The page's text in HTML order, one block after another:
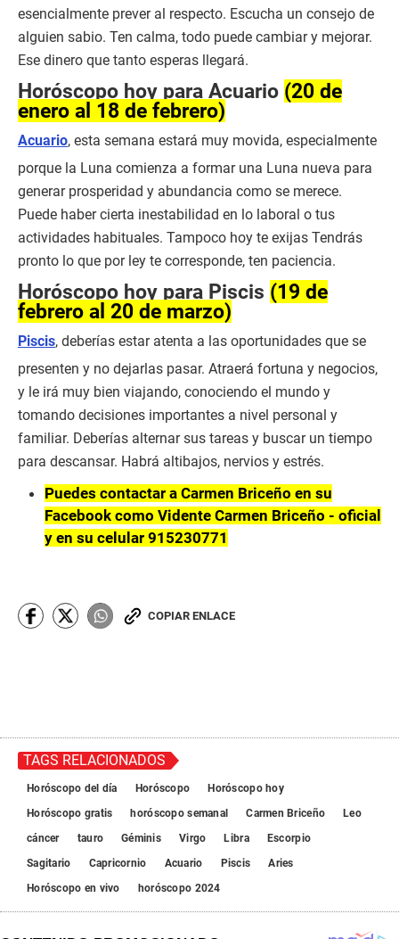
esencialmente prever al respecto. Escucha un consejo de
alguien sabio. Ten calma, todo puede cambiar y mejorar.
Ese dinero que tanto esperas llegará.
Horóscopo hoy para Acuario (20 de
enero al 18 de febrero)
Acuario, esta semana estará muy movida, especialmente
porque la Luna comienza a formar una Luna nueva para
generar prosperidad y abundancia como se merece.
Puede haber cierta inestabilidad en lo laboral o tus
actividades habituales. Tampoco hoy te exijas Tendrás
pronto lo que por ley te corresponde, ten paciencia.
Horóscopo hoy para Piscis (19 de
febrero al 20 de marzo)
Piscis, deberías estar atenta a las oportunidades que se
presenten y no dejarlas pasar. Atraerá fortuna y negocios,
y le irá muy bien viajando, conociendo el mundo y
tomando decisiones importantes a nivel personal y
familiar. Deberías alternar sus tareas y buscar un tiempo
para descansar. Habrá altibajos, nervios y estrés.
Puedes contactar a Carmen Briceño en su
Facebook como Vidente Carmen Briceño - oficial
y en su celular 915230771
COPIAR ENLACE
TAGS RELACIONADOS
Horóscopo del día Horóscopo
Horóscopo hoy
Horóscopo gratis
horóscopo semanal Carmen Briceño
Leo
cáncer
tauro Géminis Virgo Libra
Escorpio
Sagitario
Capricornio Acuario Piscis
Aries
Horóscopo en vivo
horóscopo 2024